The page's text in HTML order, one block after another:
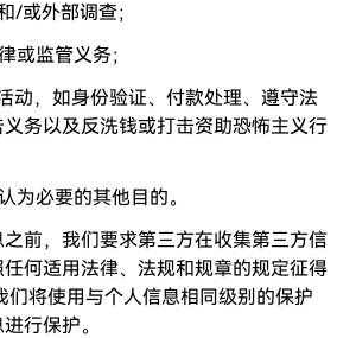
/或外部调查；
或监管义务；
动，如身份验证、付款处理、遵守法
务以及反洗钱或打击资助恐怖主义行
为必要的其他目的。
前，我们要求第三方在收集第三方信
何适用法律、法规和规章的规定征得
们将使用与个人信息相同级别的保护
行保护。